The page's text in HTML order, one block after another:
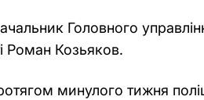
Головного
Роман Козьяков.
минулого тижня